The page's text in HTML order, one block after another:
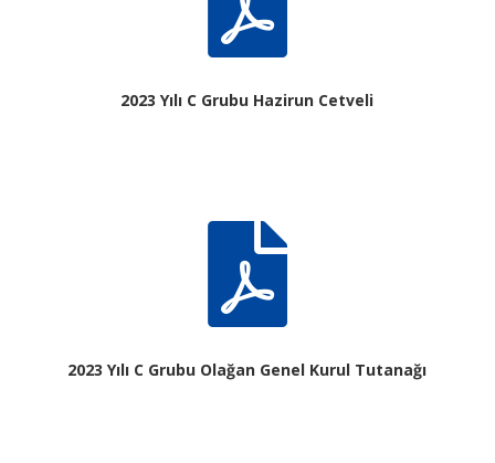
2023 Yılı C Grubu Hazirun Cetveli

2023 Yılı C Grubu Olağan Genel Kurul Tutanağı